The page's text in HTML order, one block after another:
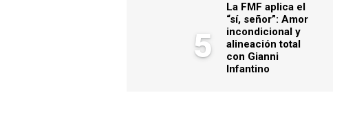
5
La FMF aplica el
“sí, señor”: Amor
incondicional y
alineación total
con Gianni
Infantino